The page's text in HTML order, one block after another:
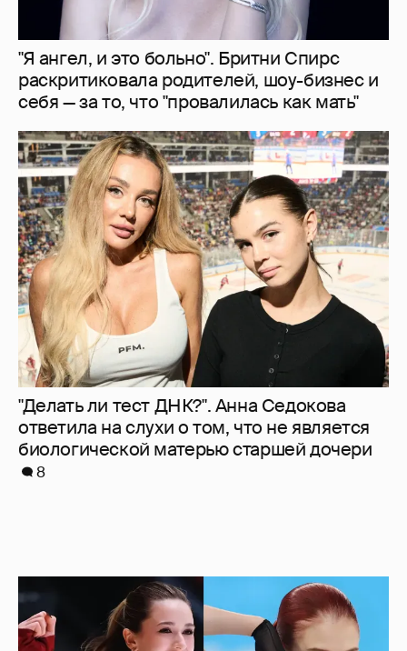
"Делать ли тест ДНК?". Анна Седокова
ответила на слухи о том, что не является
биологической матерью старшей дочери
8